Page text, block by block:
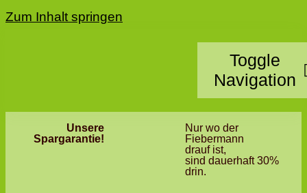
Zum Inhalt springen
Toggle
Navigation
Unsere
Spargarantie!
Nur wo der
Fiebermann
drauf ist,
sind dauerhaft 30%
drin.